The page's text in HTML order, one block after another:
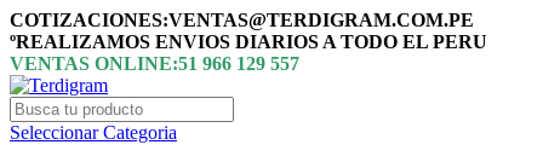
COTIZACIONES:VENTAS@TERDIGRAM.COM.PE
ºREALIZAMOS ENVIOS DIARIOS A TODO EL PERU
VENTAS ONLINE:51 966 129 557
Seleccionar Categoria